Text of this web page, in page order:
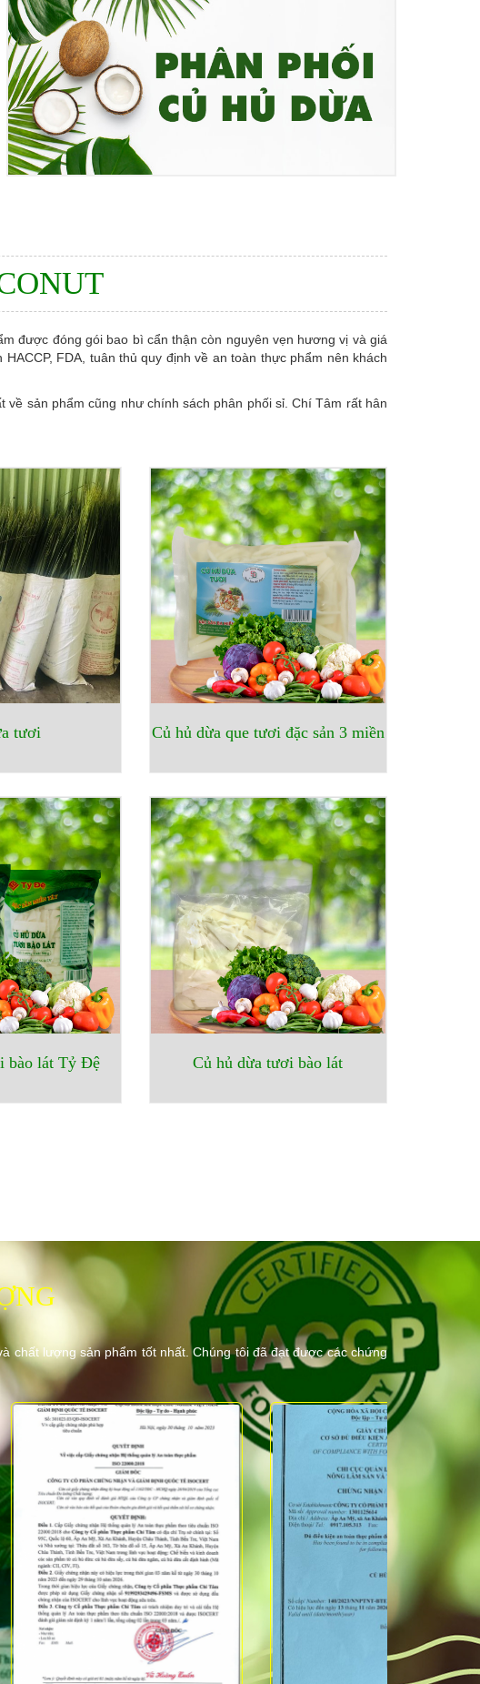
được đóng gói bao bì cẩn thận còn nguyên vẹn hương vị và giá
FDA, tuân thủ quy định về an toàn thực phẩm nên khách
sản phẩm cũng như chính sách phân phối sỉ. Chí Tâm rất hân
tươi Củ hủ dừa que tươi đặc sản 3 miền
bào lát Tỷ Đệ Củ hủ dừa tươi bào lát
chất lượng sản phẩm tốt nhất. Chúng tôi đã đạt được các chứng